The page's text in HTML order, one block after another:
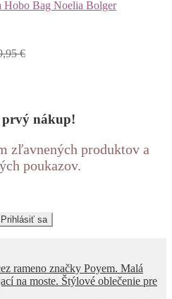
€
nákup!
zľavnených produktov a
poukazov.